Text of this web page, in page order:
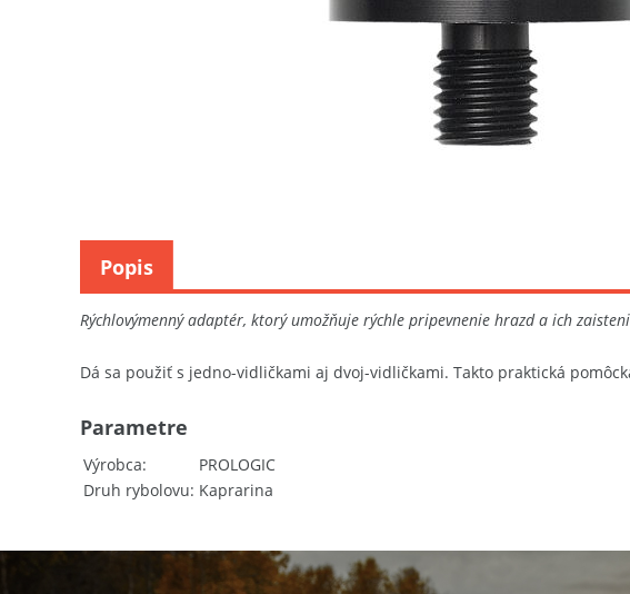
Rýchlovýmenný adaptér, ktorý umožňuje rýchle pripevnenie hrazd a ich
Dá sa použiť s jedno-vidličkami aj dvoj-vidličkami. Takto praktická
Výrobca
PROLOGIC
Druh rybolovu Kaprarina
Parametre
Popis